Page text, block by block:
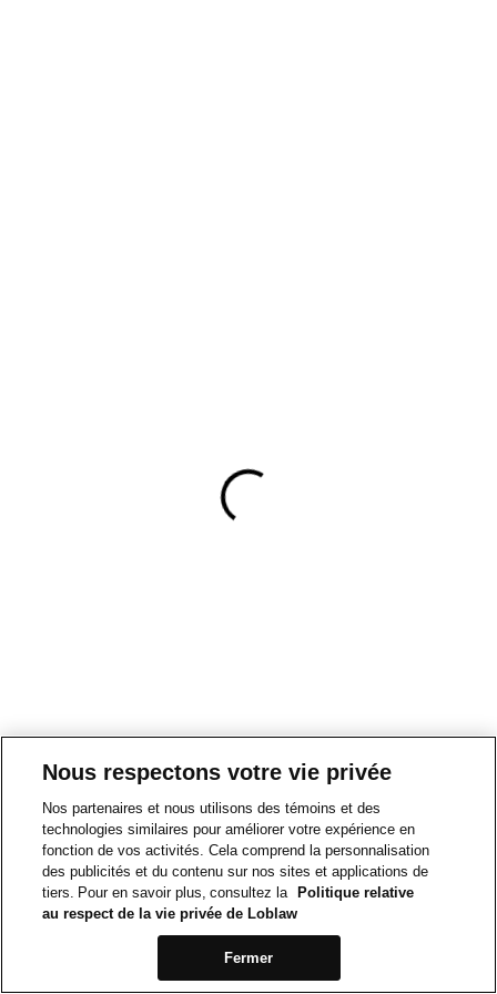
Nous respectons votre vie privée
Nos partenaires et nous utilisons des témoins et des
technologies similaires pour améliorer votre expérience en
fonction de vos activités. Cela comprend la personnalisation
des publicités et du contenu sur nos sites et applications de
tiers. Pour en savoir plus, consultez la
Politique relative
au respect de la vie privée de Loblaw
Fermer